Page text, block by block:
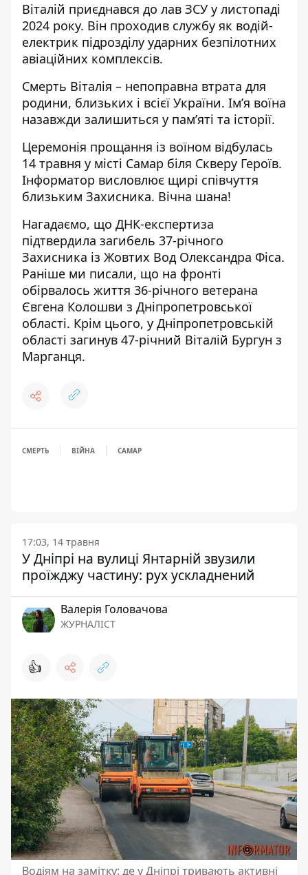
Віталій приєднався до лав ЗСУ у листопаді
2024 року. Він проходив службу як водій-
електрик підрозділу ударних безпілотних
авіаційних комплексів.
Смерть Віталія – непоправна втрата для
родини, близьких і всієї України. Ім’я воїна
назавжди залишиться у пам’яті та історії.
Церемонія прощання із воїном відбулась
14 травня у місті Самар біля Скверу Героїв.
Інформатор висловлює щирі співчуття
близьким Захисника. Вічна шана!
Нагадаємо, що ДНК-експертиза
підтвердила загибель 37-річного
Захисника із Жовтих Вод Олександра Фіса.
Раніше ми писали, що на фронті
обірвалось життя 36-річного ветерана
Євгена Колошви з Дніпропетровської
області. Крім цього, у Дніпропетровській
області загинув 47-річний Віталій Бургун з
Марганця.
СМЕРТЬ ВІЙНА САМАР
17:03, 14 травня
У Дніпрі на вулиці Янтарній звузили
проїжджу частину: рух ускладнений
Валерія Головачова
ЖУРНАЛІСТ
👍
Водіям на замітку: де у Дніпрі тривають активні